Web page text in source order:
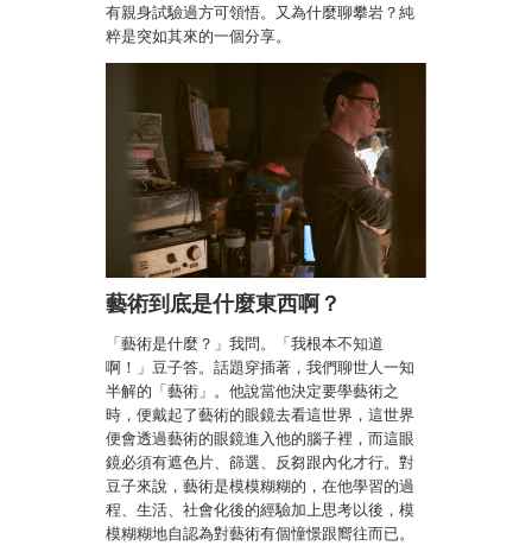
有親身試驗過方可領悟。又為什麼聊攀岩？純
粹是突如其來的一個分享。
藝術到底是什麼東西啊？
「藝術是什麼？」我問。「我根本不知道
啊！」豆子答。話題穿插著，我們聊世人一知
半解的「藝術」。他說當他決定要學藝術之
時，便戴起了藝術的眼鏡去看這世界，這世界
便會透過藝術的眼鏡進入他的腦子裡，而這眼
鏡必須有遮色片、篩選、反芻跟內化才行。對
豆子來說，藝術是模模糊糊的，在他學習的過
程、生活、社會化後的經驗加上思考以後，模
模糊糊地自認為對藝術有個憧憬跟嚮往而已。